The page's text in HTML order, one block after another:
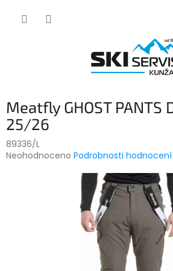
Meatfly GHOST PANTS
25/26
89336/L
Průměrné
Neohodnoceno Podrobnosti hodnocení